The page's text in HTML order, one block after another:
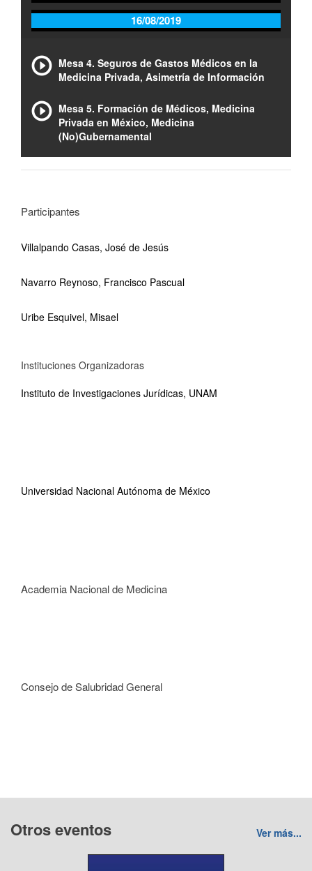
16/08/2019
Mesa 4. Seguros de Gastos Médicos en la
Medicina Privada, Asimetría de Información
Mesa 5. Formación de Médicos, Medicina
Privada en México, Medicina
(No)Gubernamental
Participantes
Villalpando Casas, José de Jesús
Navarro Reynoso, Francisco Pascual
Uribe Esquivel, Misael
Instituciones Organizadoras
Instituto de Investigaciones Jurídicas, UNAM
Universidad Nacional Autónoma de México
Academia Nacional de Medicina
Consejo de Salubridad General
Otros eventos Ver más...